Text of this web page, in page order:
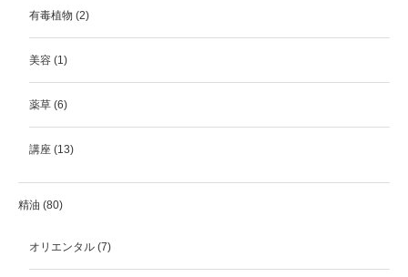
有毒植物 (2)
美容 (1)
薬草 (6)
講座 (13)
精油 (80)
オリエンタル (7)